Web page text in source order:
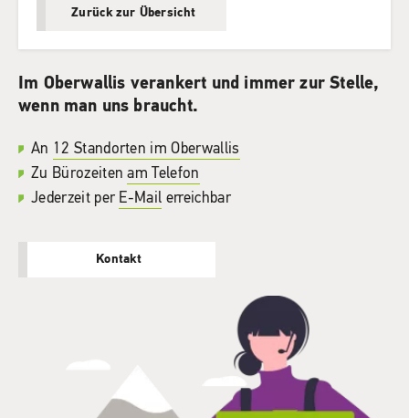
Zurück zur Übersicht
Im Oberwallis verankert und immer zur Stelle,
wenn man uns braucht.
An 12 Standorten im Oberwallis
Zu Bürozeitenam Telefon
Jederzeit per E-Mail erreichbar
Kontakt